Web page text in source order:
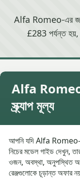
Alfa Romeo-এর
£283 পর্যন্ত হয়,
Alfa
স্ক্র্যাপ মূল্য
আপনি যদি Alfa
নিচের মডেল গাইড দেখুন,
ওজন, অবস্থা, অনুপস্থিত
রেঞ্জগুলোকে চূড়ান্ত অফার